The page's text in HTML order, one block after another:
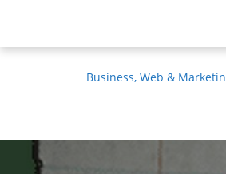
Business, Web &